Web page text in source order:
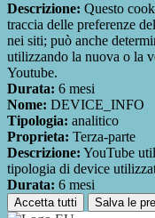
Descrizione: Questo
traccia delle preferenze
nei siti; può anche
utilizzando la nuova o la
Youtube.
Durata: 6 mesi
Nome: DEVICE_INFO
Tipologia: analitico
Proprieta: Terza-parte
Descrizione: YouTube
tipologia di device
Durata: 6 mesi
Accetta tutti Salva le